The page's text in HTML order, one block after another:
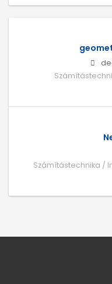
Számítástechnika /